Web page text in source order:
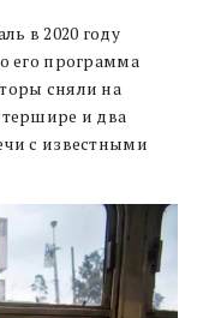
в 2020 году
его программа
сняли на
и два
с известными